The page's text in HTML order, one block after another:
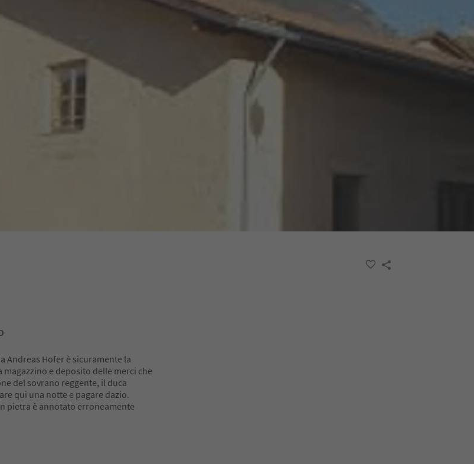
Andreas Hofer è sicuramente la
e deposito delle merci che
del sovrano reggente, il duca
qui una notte e pagare dazio.
pietra è annotato erroneamente